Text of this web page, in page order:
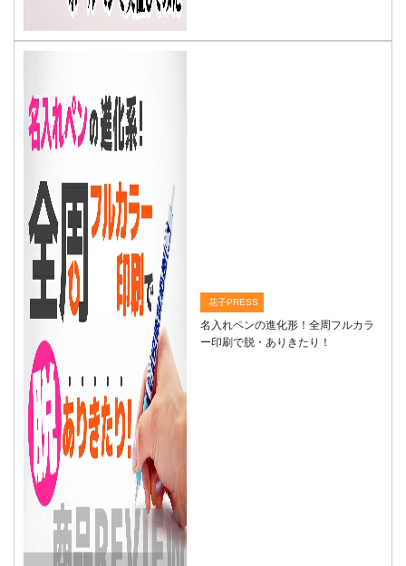
花子PRESS
名入れペンの進化形！全周フルカラ
ー印刷で脱・ありきたり！